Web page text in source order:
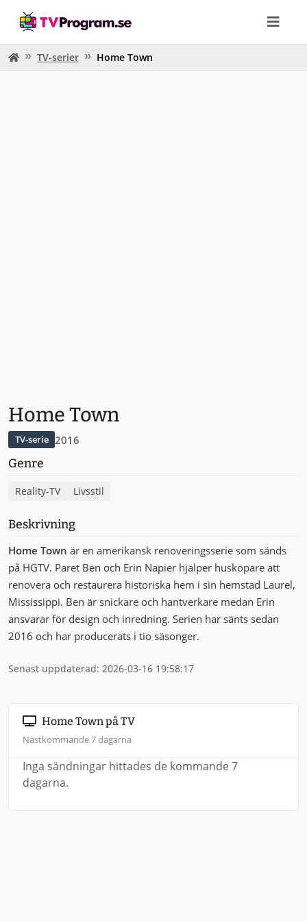
TV-serier Home Town
Home Town
TV-serie 2016
Genre
Reality-TV Livsstil
Beskrivning
Home Town är en amerikansk renoveringsserie som sänds
på HGTV. Paret Ben och Erin Napier hjälper husköpare att
renovera och restaurera historiska hem i sin hemstad Laurel,
Mississippi. Ben är snickare och hantverkare medan Erin
ansvarar för design och inredning. Serien har sänts sedan
2016 och har producerats i tio säsonger.
Senast uppdaterad: 2026-03-16 19:58:17
Home Town på TV
Nästkommande 7 dagarna
Inga sändningar hittades de kommande 7
dagarna.